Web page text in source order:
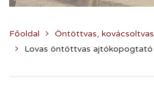
Főoldal
Öntöttvas, kovácsoltvas
Lovas öntöttvas ajtókopogtató